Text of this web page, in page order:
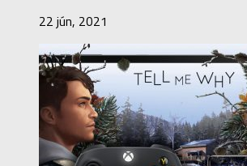
22 jún, 2021